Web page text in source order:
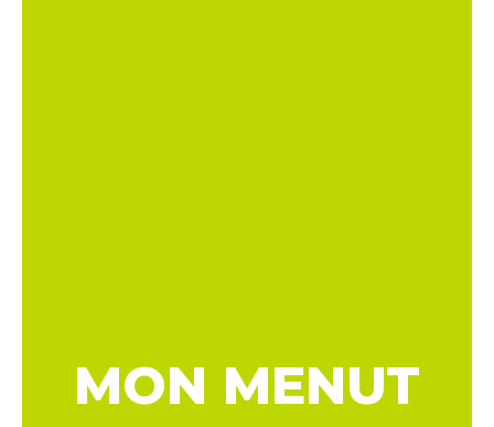
MON MENUT